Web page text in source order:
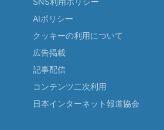
AIポリシー
クッキーの利用について
広告掲載
記事配信
コンテンツ二次利用
日本インターネット報道協会